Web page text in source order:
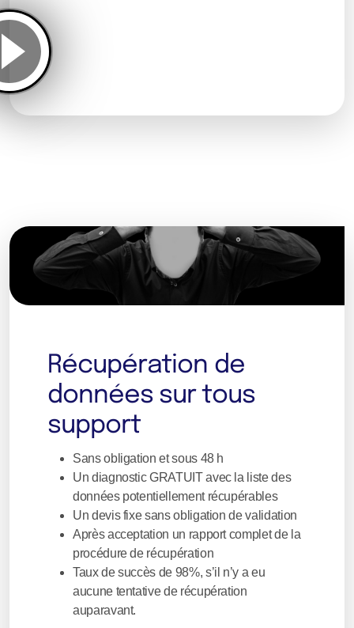
Récupération de
données sur tous
support
Sans obligation et sous 48 h
Un diagnostic GRATUIT avec la liste des
données potentiellement récupérables
Un devis fixe sans obligation de validation
Après acceptation un rapport complet de la
procédure de récupération
Taux de succès de 98%, s’il n’y a eu
aucune tentative de récupération
auparavant.